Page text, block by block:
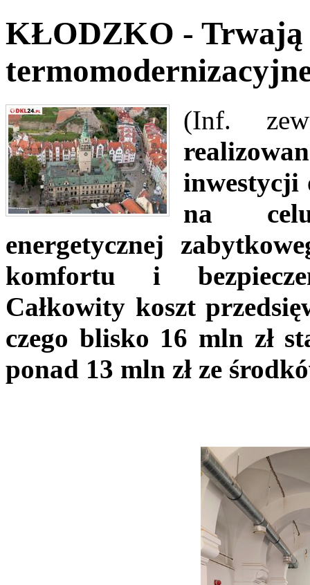
KŁODZKO - Trwają
(Inf.
inwestycji
na
energetycznej
komfortu i
Całkowity koszt
czego blisko 16 mln zł
ponad 13 mln zł ze